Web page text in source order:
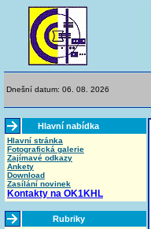
Dnešní datum: 06. 08. 2026
Hlavní nabídka
Hlavní stránka
Fotografická galerie
Zajímavé odkazy
Ankety
Download
Zasílání novinek
Kontakty na OK1KHL
Rubriky